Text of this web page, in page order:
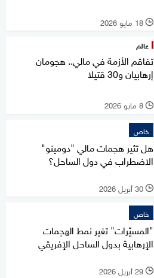
l 18 مايو 2026
عالم
تفاقم الأزمة في مالي.. هجومان
إرهابيان و30 قتيلا
l 8 مايو 2026
خاص
هل تثير هجمات مالي "دومينو"
الاضطراب في دول الساحل؟
l 30 أبريل 2026
خاص
"المسيّرات" تغير نمط الهجمات
الإرهابية بدول الساحل الإفريقي
l 29 أبريل 2026